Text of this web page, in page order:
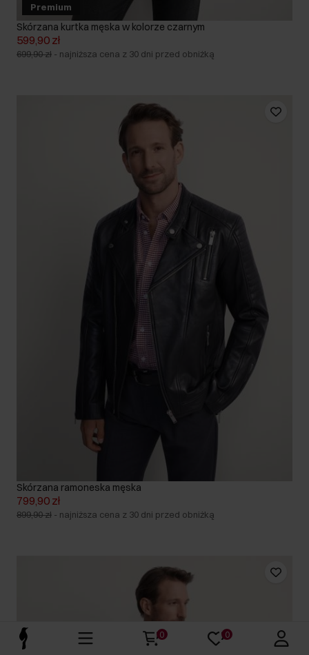
Premium
Skórzana kurtka męska w kolorze czarnym
599,90 zł
699,90 zł - najniższa cena z 30 dni przed obniżką
Skórzana ramoneska męska
799,90 zł
899,90 zł - najniższa cena z 30 dni przed obniżką
0 0